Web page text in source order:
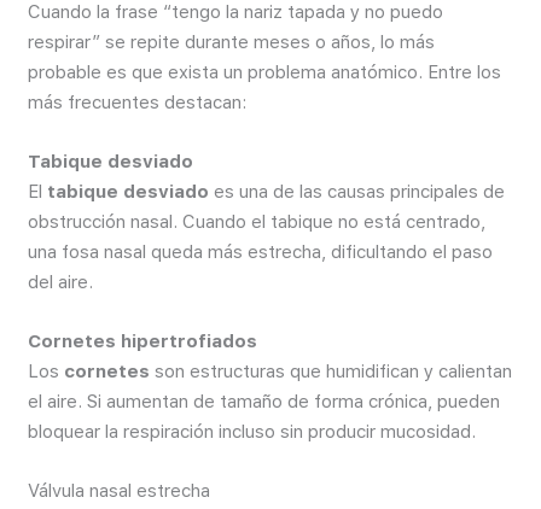
Cuando la frase “tengo la nariz tapada y no puedo
respirar” se repite durante meses o años, lo más
probable es que exista un problema anatómico. Entre los
más frecuentes destacan:
Tabique desviado
El tabique desviado es una de las causas principales de
obstrucción nasal. Cuando el tabique no está centrado,
una fosa nasal queda más estrecha, dificultando el paso
del aire.
Cornetes hipertrofiados
Los cornetes son estructuras que humidifican y calientan
el aire. Si aumentan de tamaño de forma crónica, pueden
bloquear la respiración incluso sin producir mucosidad.
Válvula nasal estrecha